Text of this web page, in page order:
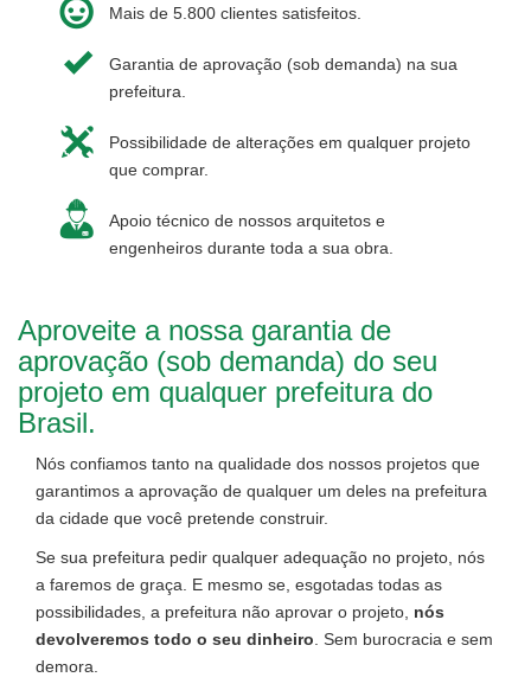
Mais de 5.800 clientes satisfeitos.
Garantia de aprovação (sob demanda) na sua
prefeitura.
Possibilidade de alterações em qualquer projeto
que comprar.
Apoio técnico de nossos arquitetos e
engenheiros durante toda a sua obra.
Aproveite a nossa garantia de
aprovação (sob demanda) do seu
projeto em qualquer prefeitura do
Brasil.
Nós confiamos tanto na qualidade dos nossos projetos que
garantimos a aprovação de qualquer um deles na prefeitura
da cidade que você pretende construir.
Se sua prefeitura pedir qualquer adequação no projeto, nós
a faremos de graça. E mesmo se, esgotadas todas as
possibilidades, a prefeitura não aprovar o projeto, nós
devolveremos todo o seu dinheiro . Sem burocracia e sem
demora.